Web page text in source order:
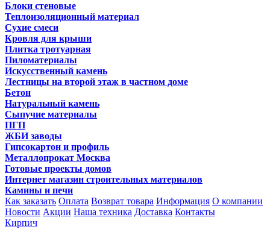
Блоки стеновые
Теплоизоляционный материал
Сухие смеси
Кровля для крыши
Плитка тротуарная
Пиломатериалы
Искусственный камень
Лестницы на второй этаж в частном доме
Бетон
Натуральный камень
Сыпучие материалы
ПГП
ЖБИ заводы
Гипсокартон и профиль
Металлопрокат Москва
Готовые проекты домов
Интернет магазин строительных материалов
Камины и печи
Как заказать Оплата Возврат товара Информация О компании
Новости Акции Наша техника Доставка Контакты
Кирпич